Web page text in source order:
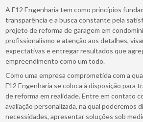
A F12 Engenharia tem como princípios
transparência e a busca constante pela
projeto de reforma de garagem em
profissionalismo e atenção aos detalhes,
expectativas e entregar resultados que
empreendimento como um todo.
Como uma empresa comprometida com a
F12 Engenharia se coloca à disposição para
de reforma em realidade. Entre em contato
avaliação personalizada, na qual poderemos
necessidades, apresentar soluções sob